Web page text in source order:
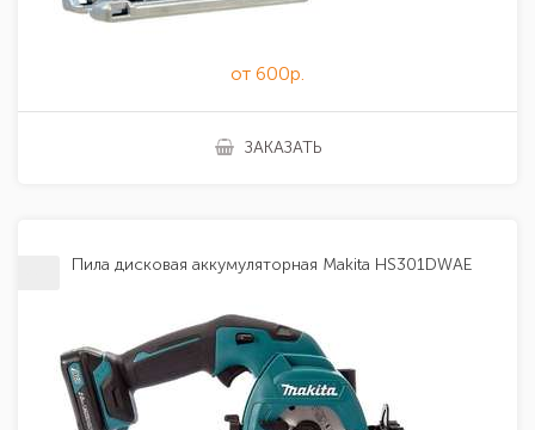
от 600р.
ЗАКАЗАТЬ
Пила дисковая аккумуляторная Makita HS301DWAE